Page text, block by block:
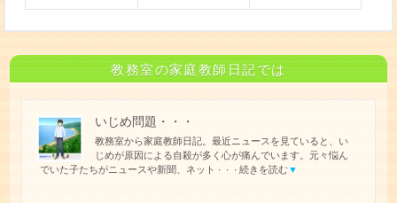
教務室の家庭教師日記では
いじめ問題・・・
教務室から家庭教師日記。最近ニュースを見ていると、い
じめが原因による自殺が多く心が痛んでいます。元々悩ん
でいた子たちがニュースや新聞、ネット
・・・ 続きを読む▼